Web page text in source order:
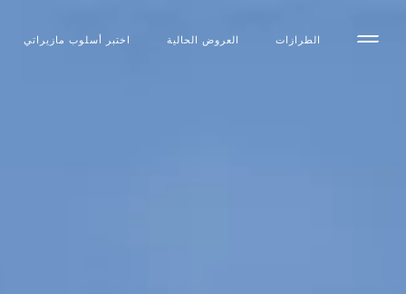
الطرازات العروض الحالية اختبر أسلوب مازیراتي